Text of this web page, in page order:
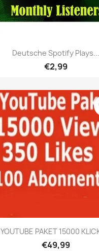
Deutsche Spotify Plays...
€2,99
YOUTUBE PAKET 15000
€49,99